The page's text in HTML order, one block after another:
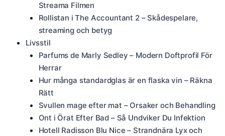
Streama Filmen
Rollistan i The Accountant 2 – Skådespelare,
streaming och betyg
Livsstil
Parfums de Marly Sedley – Modern Doftprofil För
Herrar
Hur många standardglas är en flaska vin – Räkna
Rätt
Svullen mage efter mat – Orsaker och Behandling
Ont i Örat Efter Bad – Så Undviker Du Infektion
Hotell Radisson Blu Nice – Strandnära Lyx och